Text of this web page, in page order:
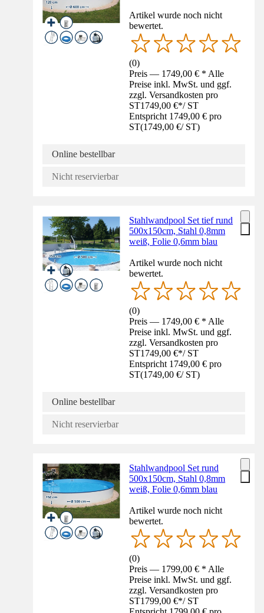
Artikel wurde noch nicht
bewertet.
(0)
Preis — 1749,00 € * Alle
Preise inkl. MwSt. und ggf.
zzgl. Versandkosten pro
ST1749,00 €*/ ST
Entspricht 1749,00 € pro
ST(1749,00 €/ ST)
Online bestellbar
Nicht reservierbar
Stahlwandpool Set tief rund
500x150cm, Stahl 0,8mm
weiß, Folie 0,6mm blau
Artikel wurde noch nicht
bewertet.
(0)
Preis — 1749,00 € * Alle
Preise inkl. MwSt. und ggf.
zzgl. Versandkosten pro
ST1749,00 €*/ ST
Entspricht 1749,00 € pro
ST(1749,00 €/ ST)
Online bestellbar
Nicht reservierbar
Stahlwandpool Set rund
500x150cm, Stahl 0,8mm
weiß, Folie 0,6mm blau
Artikel wurde noch nicht
bewertet.
(0)
Preis — 1799,00 € * Alle
Preise inkl. MwSt. und ggf.
zzgl. Versandkosten pro
ST1799,00 €*/ ST